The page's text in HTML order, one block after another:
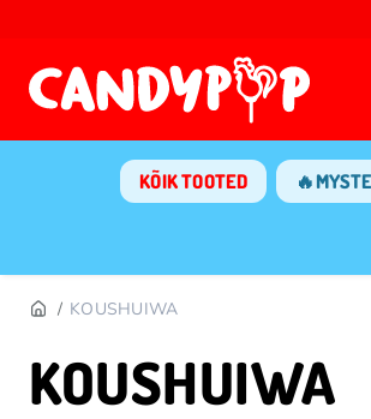
KÕIK TOOTED
KOUSHUIWA
KOUSHUIWA